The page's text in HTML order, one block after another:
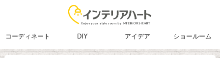
コーディネート DIY アイデア ショールーム